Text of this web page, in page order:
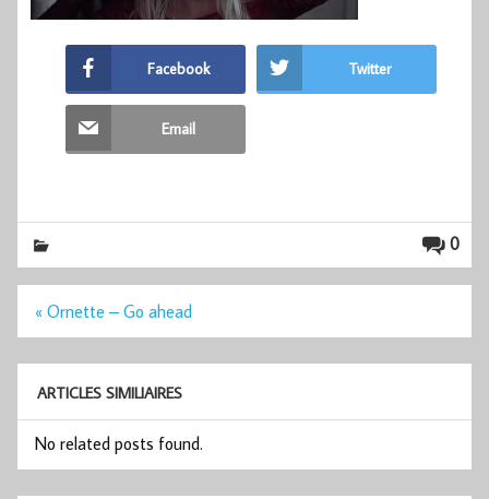
Facebook Twitter
Email
0
Navigation
« Ornette – Go ahead
ARTICLES SIMILIAIRES
No related posts found.